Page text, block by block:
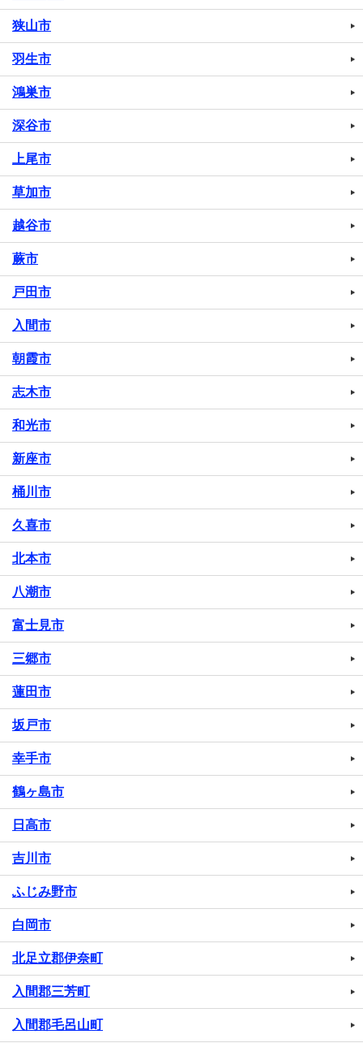
狭山市
羽生市
鴻巣市
深谷市
上尾市
草加市
越谷市
蕨市
戸田市
入間市
朝霞市
志木市
和光市
新座市
桶川市
久喜市
北本市
八潮市
富士見市
三郷市
蓮田市
坂戸市
幸手市
鶴ヶ島市
日高市
吉川市
ふじみ野市
白岡市
北足立郡伊奈町
入間郡三芳町
入間郡毛呂山町